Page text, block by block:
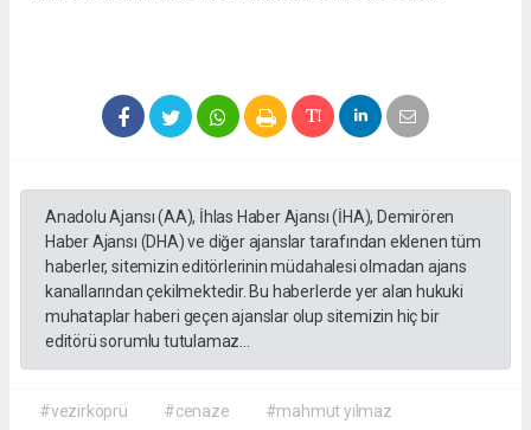
Anadolu Ajansı (AA), İhlas Haber Ajansı (İHA), Demirören
Haber Ajansı (DHA) ve diğer ajanslar tarafından eklenen tüm
haberler, sitemizin editörlerinin müdahalesi olmadan ajans
kanallarından çekilmektedir. Bu haberlerde yer alan hukuki
muhataplar haberi geçen ajanslar olup sitemizin hiç bir
editörü sorumlu tutulamaz...
#vezirköprü #cenaze #mahmut yılmaz